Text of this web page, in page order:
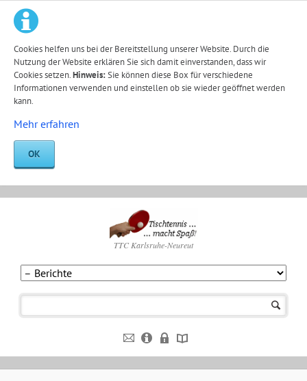
Cookies helfen uns bei der Bereitstellung unserer Website. Durch die
Nutzung der Website erklären Sie sich damit einverstanden, dass wir
Cookies setzen.Hinweis:Sie können diese Box für verschiedene
Informationen verwenden und einstellen ob sie wieder geöffnet werden
kann.
Mehr erfahren
OK
TTC Karlsruhe-Neureut